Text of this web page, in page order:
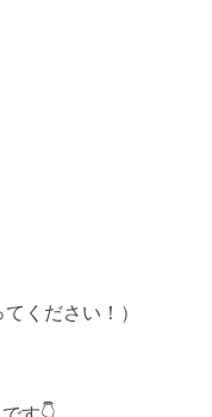
ください！）